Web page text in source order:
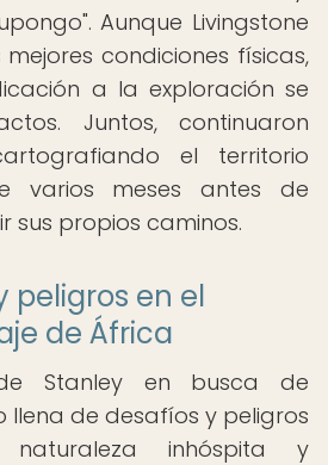
Aunque Livingstone
condiciones físicas,
a la exploración se
Juntos, continuaron
el territorio
varios meses antes de
sus propios caminos.
peligros en el
de África
Stanley en busca de
llena de desafíos y peligros
inhóspita y